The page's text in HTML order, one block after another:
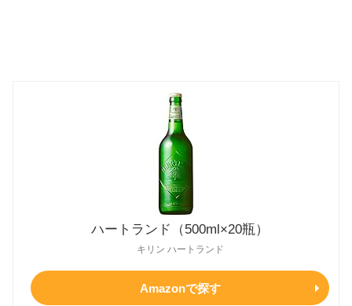
ハートランド（500ml×20瓶）
キリン ハートランド
Amazonで探す